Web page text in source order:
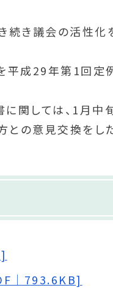
き議会の活性化
平成29年第1回
関しては、1月中
の意見交換をした
｜793.6KB]